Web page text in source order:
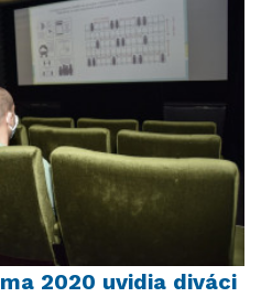
2020 uvidia diváci